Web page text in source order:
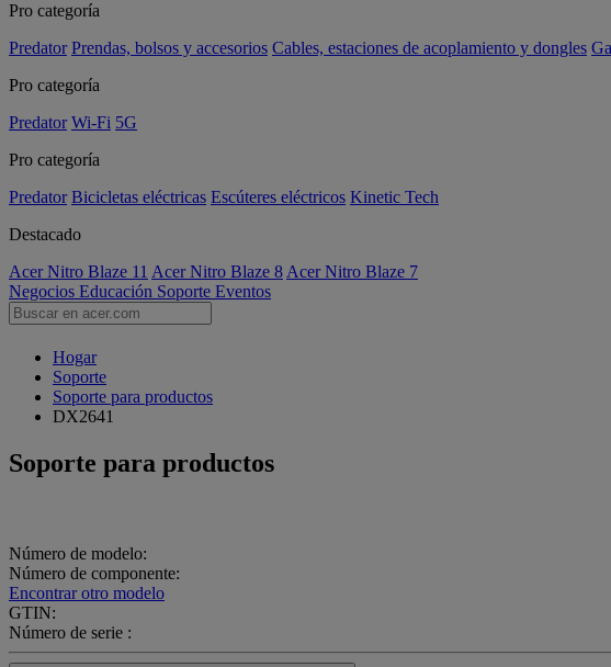
Pro categoría
Predator Prendas, bolsos y accesorios Cables, estaciones de acoplamiento y dongles
Pro categoría
Predator Wi-Fi 5G
Pro categoría
Predator Bicicletas eléctricas Escúteres eléctricos Kinetic Tech
Destacado
Acer Nitro Blaze 11 Acer Nitro Blaze 8 Acer Nitro Blaze 7
Negocios Educación Soporte Eventos
Hogar
Soporte
Soporte para productos
DX2641
Soporte para productos
Número de modelo:
Número de componente:
Encontrar otro modelo
GTIN:
Número de serie :